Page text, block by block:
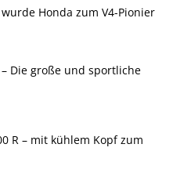
wurde Honda zum V4-Pionier
– Die große und sportliche
R – mit kühlem Kopf zum